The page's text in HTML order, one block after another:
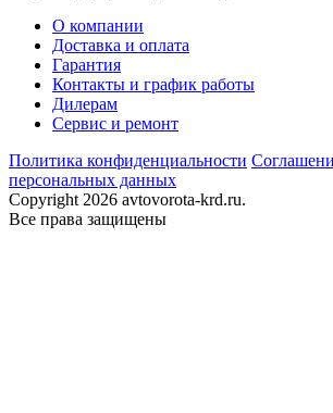
О компании
Доставка и оплата
Гарантия
Контакты и график работы
Дилерам
Сервис и ремонт
Политика конфиденциальности
персональных данных
Copyright 2026 avtovorota-krd.ru.
Все права защищены